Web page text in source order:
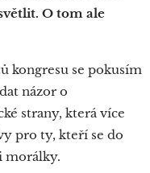
O tom ale
kongresu se pokusím
názor o
strany, která více
pro ty, kteří se do
morálky.